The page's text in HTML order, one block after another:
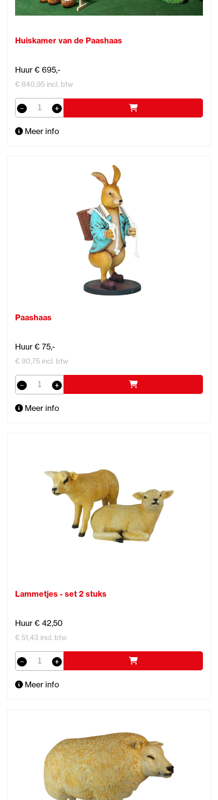
Huiskamer van de Paashaas
Huur € 695,-
€ 840,95 incl. btw
Meer info
Paashaas
Huur € 75,-
€ 90,75 incl. btw
Meer info
Lammetjes - set 2 stuks
Huur € 42,50
€ 51,43 incl. btw
Meer info